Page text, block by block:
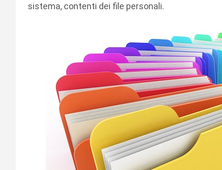
sistema, contenti dei file personali.